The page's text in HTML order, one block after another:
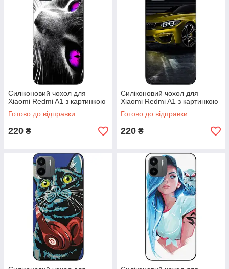
Силіконовий чохол для
Xiaomi Redmi A1 з картинкою
Готово до відправки
220 ₴
Силіконовий чохол для
Xiaomi Redmi A1 з картинкою
Готово до відправки
220 ₴